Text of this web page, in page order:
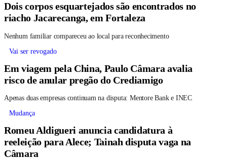
Dois corpos esquartejados são encontrados no
riacho Jacarecanga, em Fortaleza
Nenhum familiar compareceu ao local para reconhecimento
Vai ser revogado
Em viagem pela China, Paulo Câmara avalia
risco de anular pregão do Crediamigo
Apenas duas empresas continuam na disputa: Mentore Bank e INEC
Mudança
Romeu Aldigueri anuncia candidatura à
reeleição para Alece; Tainah disputa vaga na
Câmara